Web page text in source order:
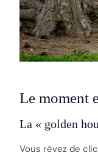
Le moment
La « golden
Vous rêvez de